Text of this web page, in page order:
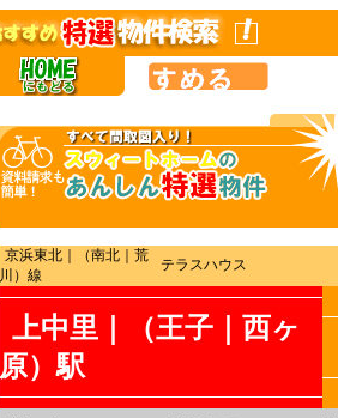
京浜東北｜（南北｜荒
川）線
テラスハウス
上中里｜（王子｜西ヶ
原）駅